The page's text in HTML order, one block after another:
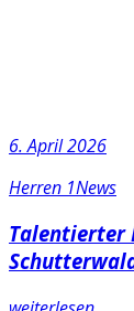
6. April 2026
Herren 1News
Talentierter